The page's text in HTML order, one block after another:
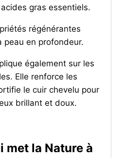
gras essentiels.
régénérantes
en profondeur.
également sur les
Elle renforce les
le cuir chevelu pour
brillant et doux.
met la Nature à